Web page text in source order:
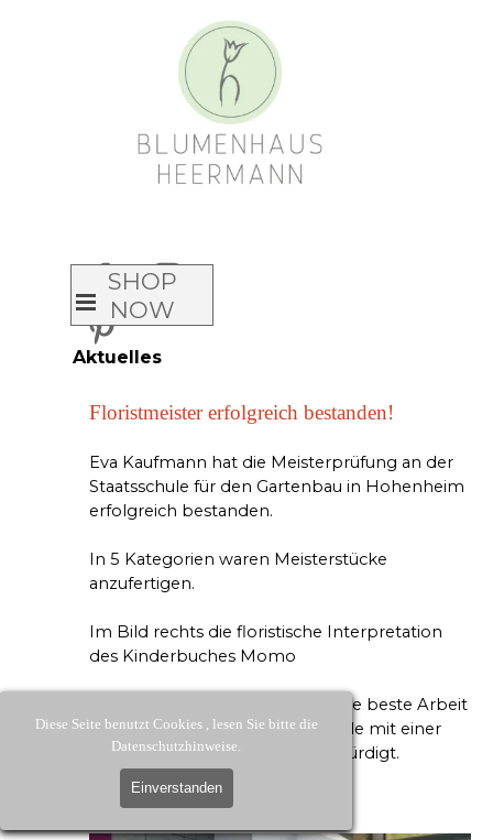
Diese Seite benutzt Cookies , lesen Sie bitte die
Datenschutzhinweise.
Einverstanden
Animated
SHOP
NOW
Aktuelles
Floristmeister erfolgreich bestanden!
Eva Kaufmann hat die Meisterprüfung an der
Staatsschule für den Gartenbau in Hohenheim
erfolgreich bestanden.
In 5 Kategorien waren Meisterstücke
anzufertigen.
Im Bild rechts die floristische Interpretation
des Kinderbuches Momo
Die Kategorie Brautstrauß war die beste Arbeit
des ganzen Jahrgangs und wurde mit einer
besonderen Auszeichnung gewürdigt.